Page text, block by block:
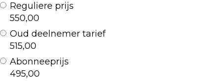
Reguliere prijs
550,00
Oud deelnemer tarief
515,00
Abonneeprijs
495,00